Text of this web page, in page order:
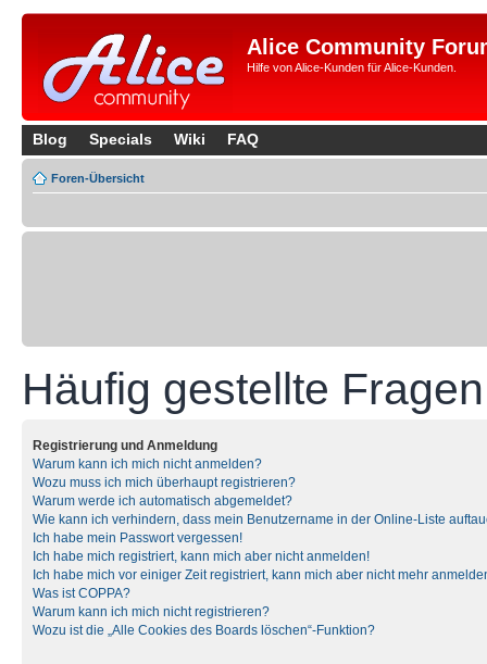
Alice Community
Hilfe von Alice-Kunden für Alice-Kunden.
Blog Specials Wiki FAQ
Foren-Übersicht
Häufig gestellte Fragen
Registrierung und Anmeldung
Warum kann ich mich nicht anmelden?
Wozu muss ich mich überhaupt registrieren?
Warum werde ich automatisch abgemeldet?
Wie kann ich verhindern, dass mein Benutzername in der Online-Liste
Ich habe mein Passwort vergessen!
Ich habe mich registriert, kann mich aber nicht anmelden!
Ich habe mich vor einiger Zeit registriert, kann mich aber nicht mehr
Was ist COPPA?
Warum kann ich mich nicht registrieren?
Wozu ist die „Alle Cookies des Boards löschen“-Funktion?